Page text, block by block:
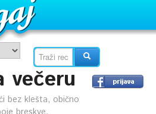
večeru
bez klešta, obično